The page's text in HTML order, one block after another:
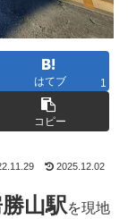
はてブ 1
コピー
2025.12.02
山駅を現地